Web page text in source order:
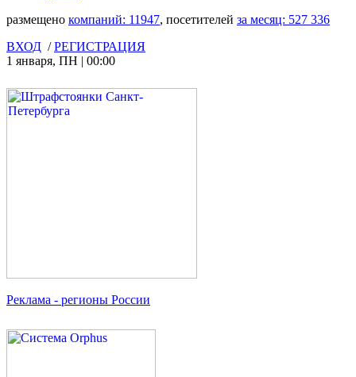
размещено компаний: 11947, посетителей за месяц: 527 336
ВХОД /РЕГИСТРАЦИЯ
1 января, ПН | 00:00
Реклама - регионы России